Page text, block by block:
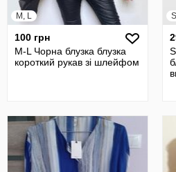
M, L
100 грн
М-L Чорна блузка блузка
короткий рукав зі шлейфом